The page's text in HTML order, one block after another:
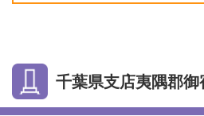
千葉県支店夷隅郡